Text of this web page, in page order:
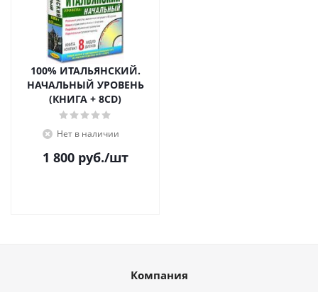
100% ИТАЛЬЯНСКИЙ.
НАЧАЛЬНЫЙ УРОВЕНЬ
(КНИГА + 8CD)
Нет в наличии
1 800руб./шт
Компания